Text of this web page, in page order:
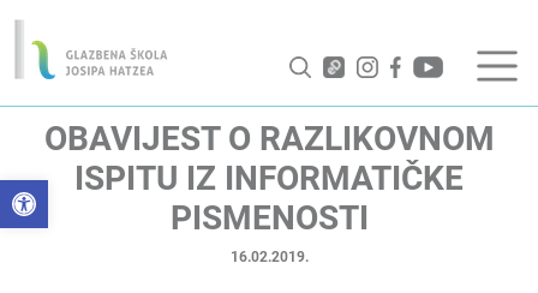
Open toolbar
OBAVIJEST O RAZLIKOVNOM
ISPITU IZ INFORMATIČKE
PISMENOSTI
16.02.2019.